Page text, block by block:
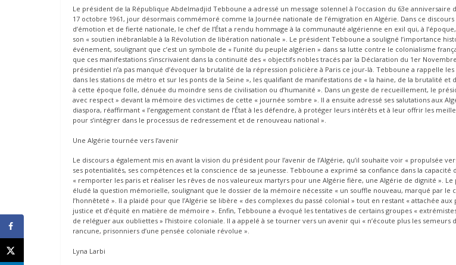
Le président de la République Abdelmadjid Tebboune a adressé un message solennel à l’occasion du 63e anniversaire
17 octobre 1961, jour désormais commémoré comme la Journée nationale de l’émigration en Algérie. Dans ce
d’émotion et de fierté nationale, le chef de l’État a rendu hommage à la communauté algérienne en exil qui, à
son « soutien inébranlable à la Révolution de libération nationale ». Le président Tebboune a souligné l’importance
événement, soulignant que c’est un symbole de « l’unité du peuple algérien » dans sa lutte contre le colonialisme
que ces manifestations s’inscrivaient dans la continuité des « objectifs nobles tracés par la Déclaration du 1er
présidentiel n’a pas manqué d’évoquer la brutalité de la répression policière à Paris ce jour-là. Tebboune a rappelle les
dans les stations de métro et sur les ponts de la Seine », les qualifiant de manifestations de « la haine, de la brutalité et
à cette époque folle, dénuée du moindre sens de civilisation ou d’humanité ». Dans un geste de recueillement, le
avec respect » devant la mémoire des victimes de cette « journée sombre ». Il a ensuite adressé ses salutations aux
diaspora, réaffirmant « l’engagement constant de l’État à les défendre, à protéger leurs intérêts et à leur offrir les
pour s’intégrer dans le processus de redressement et de renouveau national ».
Une Algérie tournée vers l’avenir
Le discours a également mis en avant la vision du président pour l’avenir de l’Algérie, qu’il souhaite voir « propulsée
ses potentialités, ses compétences et la conscience de sa jeunesse. Tebboune a exprimé sa confiance dans la capacité
« remporter les paris et réaliser les rêves de nos valeureux martyrs pour une Algérie fière, une Algérie de dignité ». Le
éludé la question mémorielle, soulignant que le dossier de la mémoire nécessite « un souffle nouveau, marqué par le
l’honnêteté ». Il a plaidé pour que l’Algérie se libère « des complexes du passé colonial » tout en restant « attachée aux
justice et d’équité en matière de mémoire ». Enfin, Tebboune a évoqué les tentatives de certains groupes «
de reléguer aux oubliettes » l’histoire coloniale. Il a appelé à se tourner vers un avenir qui « n’écoute plus les semeurs
rancune, prisonniers d’une pensée coloniale révolue ».
Lyna Larbi